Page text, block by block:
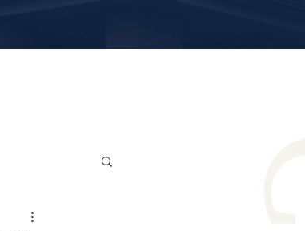
修理・防水工事